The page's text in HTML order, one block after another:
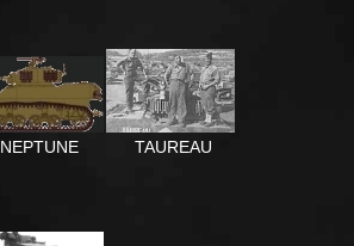
NEPTUNE TAUREAU